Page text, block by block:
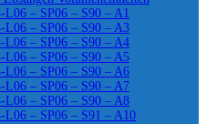
L06 – SP06 – S90 – A1
L06 – SP06 – S90 – A3
L06 – SP06 – S90 – A4
L06 – SP06 – S90 – A5
L06 – SP06 – S90 – A6
L06 – SP06 – S90 – A7
L06 – SP06 – S90 – A8
L06 – SP06 – S91 – A10